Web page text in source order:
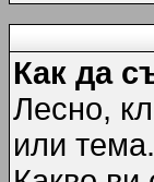
Как да
Лесно,
или